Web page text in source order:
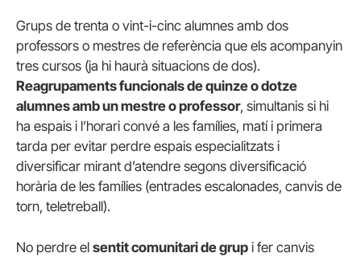
Grups de trenta o vint-i-cinc alumnes amb dos
professors o mestres de referència que els acompanyin
tres cursos (ja hi haurà situacions de dos).
Reagrupaments funcionals de quinze o dotze
alumnes amb un mestre o professor, simultanis si hi
ha espais i l’horari convé a les famílies, matí i primera
tarda per evitar perdre espais especialitzats i
diversificar mirant d’atendre segons diversificació
horària de les famílies (entrades escalonades, canvis de
torn, teletreball).
No perdre el sentit comunitari de grup i fer canvis